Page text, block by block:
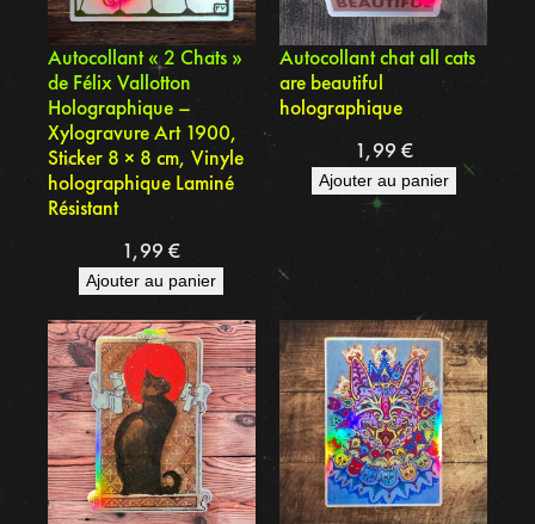
Autocollant « 2 Chats »
de Félix Vallotton
Holographique –
Xylogravure Art 1900,
Sticker 8 × 8 cm, Vinyle
holographique Laminé
Résistant
1,99€
Ajouter au panier
Autocollant chat all cats
are beautiful
holographique
1,99 €
Ajouter au panier